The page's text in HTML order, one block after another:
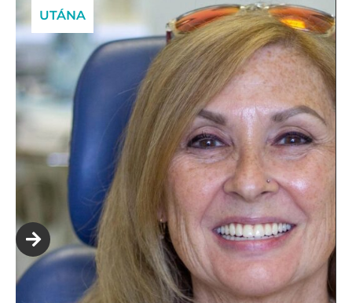
ELŐTTE
UTÁNA